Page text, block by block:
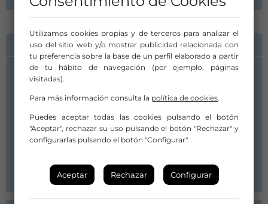
INFORMACIÓN DE CONTACTO
685728841
info@zirkuss.eus
info@zirkuss.eus
Utilizamos cookies propias y de terceros para analizar el
uso del sitio web y/o mostrar publicidad relacionada con
tu preferencia sobre la base de un perfil elaborado a partir
de tu hábito de navegación (por ejemplo, páginas
visitadas).
Para más información consulta la política de cookies.
Puedes aceptar todas las cookies pulsando el botón
"Aceptar", rechazar su uso pulsando el botón "Rechazar" y
configurarlas pulsando el botón "Configurar".
Aceptar Rechazar Configurar